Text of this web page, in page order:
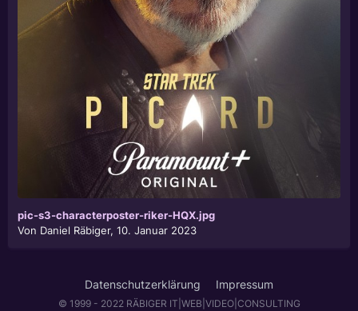
pic-s3-characterposter-riker-HQX.jpg
Von Daniel Räbiger, 10. Januar 2023
Datenschutzerklärung Impressum
© 1999 - 2022 RÄBIGER IT|WEB|VIDEO|CONSULTING